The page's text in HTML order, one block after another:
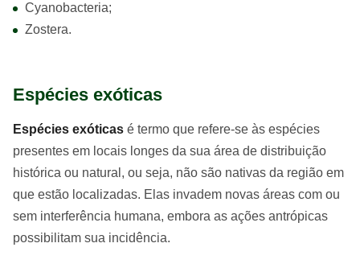
Cyanobacteria;
Zostera.
Espécies exóticas
Espécies exóticas é termo que refere-se às espécies
presentes em locais longes da sua área de distribuição
histórica ou natural, ou seja, não são nativas da região em
que estão localizadas. Elas invadem novas áreas com ou
sem interferência humana, embora as ações antrópicas
possibilitam sua incidência.